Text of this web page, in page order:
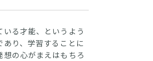
いる才能、というよう
り、学習することに
の心がまえはもちろ